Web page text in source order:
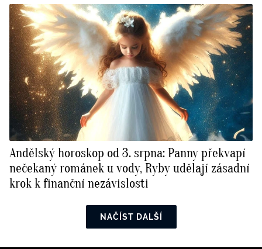
Andělský horoskop od 3. srpna: Panny překvapí
nečekaný románek u vody, Ryby udělají zásadní
krok k finanční nezávislosti
NAČÍST DALŠÍ